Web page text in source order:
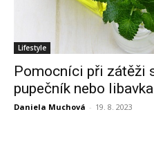
Lifestyle
Pomocníci při zátěži
pupečník nebo libavka
Daniela Muchová - 19. 8. 2023